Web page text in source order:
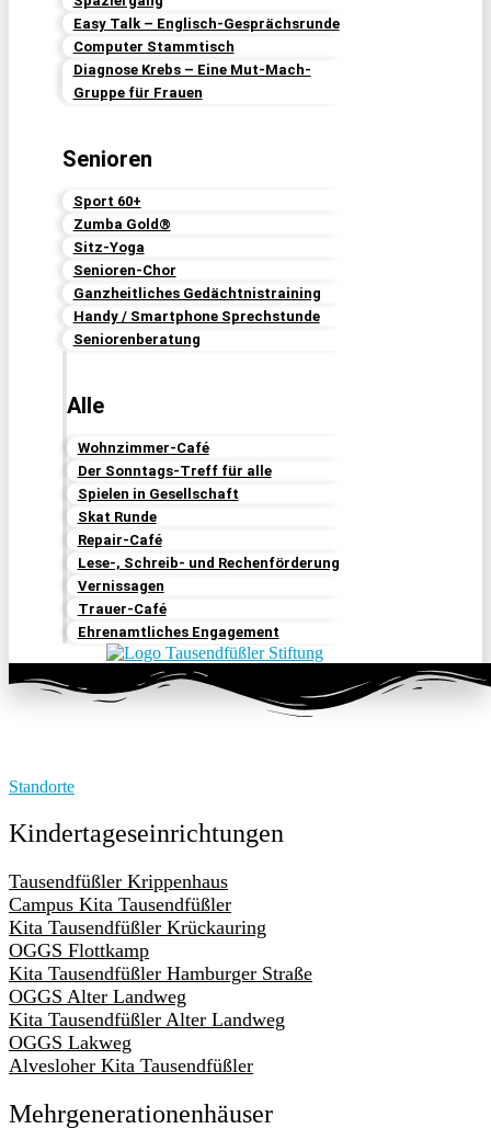
Easy Talk – Englisch-Gesprächsrunde
Computer Stammtisch
Diagnose Krebs – Eine Mut-Mach-
Gruppe für Frauen
Senioren
Sport 60+
Zumba Gold®
Sitz-Yoga
Senioren-Chor
Ganzheitliches Gedächtnistraining
Handy / Smartphone Sprechstunde
Seniorenberatung
Alle
Wohnzimmer-Café
Der Sonntags-Treff für alle
Spielen in Gesellschaft
Skat Runde
Repair-Café
Lese-, Schreib- und Rechenförderung
Vernissagen
Trauer-Café
Ehrenamtliches Engagement
Standorte
Kindertageseinrichtungen
Tausendfüßler Krippenhaus
Campus Kita Tausendfüßler
Kita Tausendfüßler Krückauring
OGGS Flottkamp
Kita Tausendfüßler Hamburger Straße
OGGS Alter Landweg
Kita Tausendfüßler Alter Landweg
OGGS Lakweg
Alvesloher Kita Tausendfüßler
Mehrgenerationenhäuser